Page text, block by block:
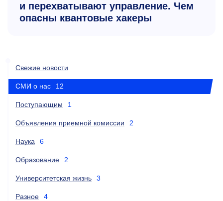
и перехватывают управление. Чем
опасны квантовые хакеры
Свежие новости
СМИ о нас 12
Поступающим 1
Объявления приемной комиссии 2
Наука 6
Образование 2
Университетская жизнь 3
Разное 4